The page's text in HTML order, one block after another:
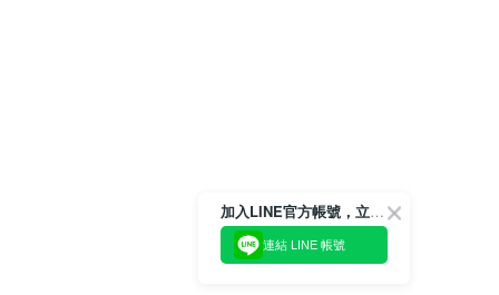
加入LINE官方帳號，立即獲得$100購物金!
連結 LINE 帳號